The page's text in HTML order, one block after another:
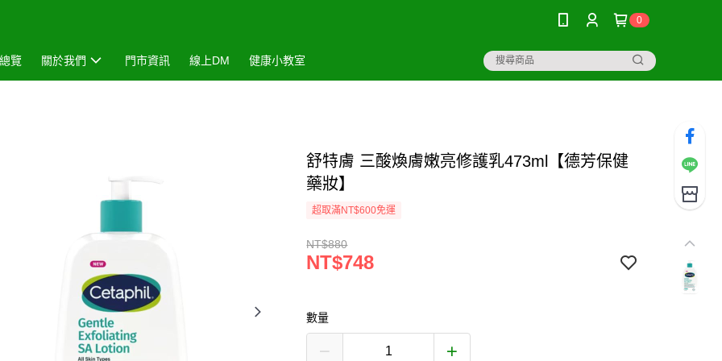
0
覽 關於我們 門市資訊 線上DM 健康小教室
舒特膚 三酸煥膚嫩亮修護乳473ml【德芳保健
藥妝】
超取滿NT$600免運
NT$880
NT$748
數量